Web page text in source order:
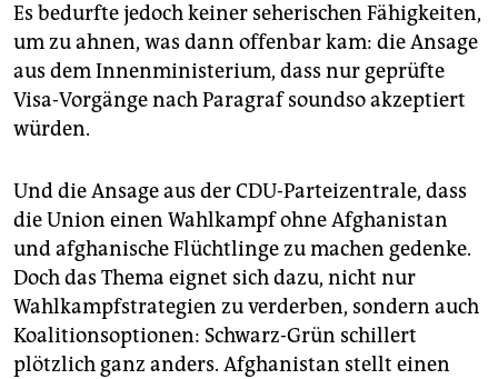
Es bedurfte jedoch keiner seherischen Fähigkeiten,
um zu ahnen, was dann offenbar kam: die Ansage
aus dem Innenministerium, dass nur geprüfte
Visa-Vorgänge nach Paragraf soundso akzeptiert
würden.
Und die Ansage aus der CDU-Parteizentrale, dass
die Union einen Wahlkampf ohne Afghanistan
und afghanische Flüchtlinge zu machen gedenke.
Doch das Thema eignet sich dazu, nicht nur
Wahlkampfstrategien zu verderben, sondern auch
Koalitionsoptionen: Schwarz-Grün schillert
plötzlich ganz anders. Afghanistan stellt einen